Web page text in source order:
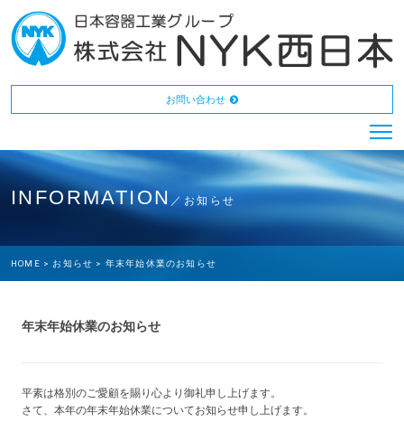
お問い合わせ
INFORMATION ／お知らせ
HOME >お知らせ > 年末年始休業のお知らせ
年末年始休業のお知らせ
平素は格別のご愛顧を賜り心より御礼申し上げます。
さて、本年の年末年始休業についてお知らせ申し上げます。